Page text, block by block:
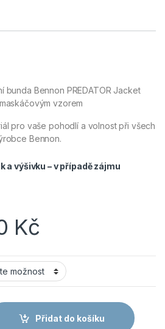
bunda Bennon PREDATOR Jacket
vzorem
pro vaše pohodlí a volnost při všech
Bennon.
a výšivku – v případě zájmu
Kč
Jacket Black/Grey množství
Přidat do košíku